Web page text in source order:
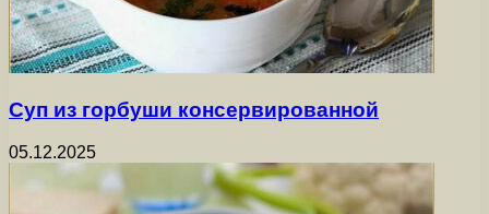
Суп из горбуши консервированной
05.12.2025